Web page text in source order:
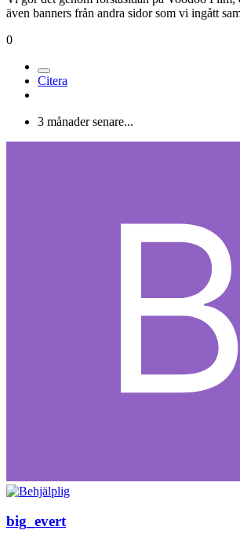
även banners från andra sidor som vi ingått
0
Citera
3 månader senare...
big_evert